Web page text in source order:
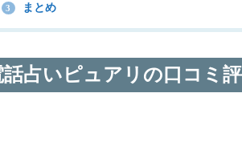
3 まとめ
話占いピュアリの口コミ